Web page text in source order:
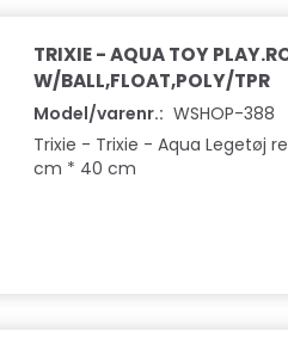
TRIXIE - AQUA TOY
W/BALL,FLOAT,POLY/TPR
Model/varenr.: WSHOP-388
Trixie - Trixie - Aqua Legetøj
cm * 40 cm